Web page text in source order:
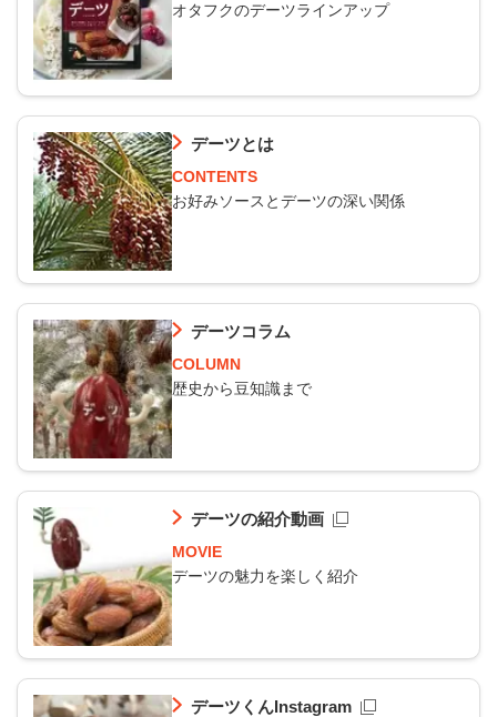
オタフクのデーツラインアップ
デーツとは
CONTENTS
お好みソースとデーツの深い関係
デーツコラム
COLUMN
歴史から豆知識まで
デーツの紹介動画
MOVIE
デーツの魅力を楽しく紹介
デーツくんInstagram